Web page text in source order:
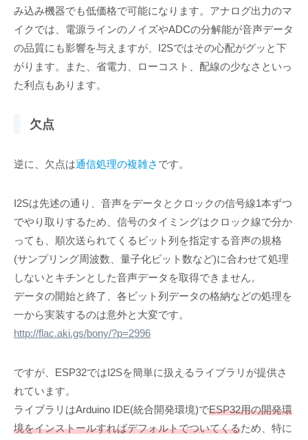
み込み機器でも低価格で可能になります。アナログ出力のマ
イクでは、電源ラインのノイズやADCの分解能が音声データ
の品質にも影響を与えますが、I2Sではその心配がグッと下
がります。また、省電力、ローコスト、配線の少なさといっ
た利点もあります。
欠点
逆に、欠点は通信処理の複雑さ です。
I2Sは先述の通り、音声をデータとクロックの信号線1本ずつ
でやり取りするため、信号のタイミングはクロック線で分か
っても、順次送られてくるビット列を指定する音声の規格
(サンプリング周波数、量子化ビット数など)に合わせて処理
しないとキチンとした音声データを取得できません。
データの開始と終了、各ビット列データの格納などの処理を
一から実装するのは意外と大変です。
http://flac.aki.gs/bony/?p=2996
ですが、ESP32ではI2Sを簡単に扱えるライブラリが提供さ
れています。
ライブラリはArduino IDE(統合開発環境)でESP32用の開発環
境をインストールすればデフォルトでついてくるため、特に